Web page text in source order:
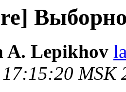
A. Lepikhov
MSK